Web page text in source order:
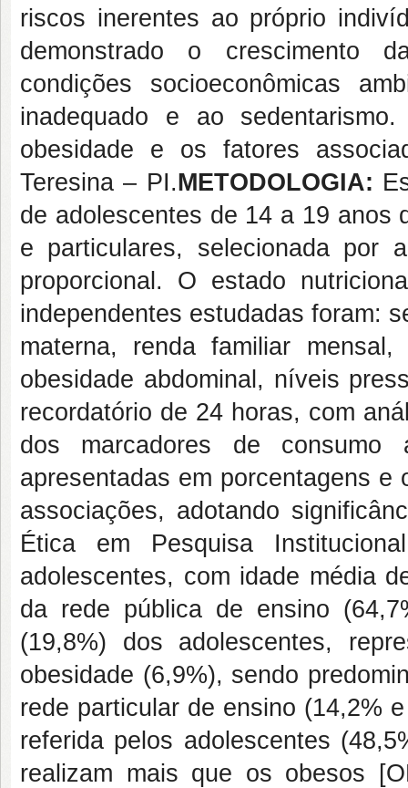
riscos inerentes ao próprio
demonstrado o crescimento
condições socioeconômicas
inadequado e ao
obesidade e os fatores
Teresina – PI.METODOLOGIA:
de adolescentes de 14 a 19 anos
e particulares, selecionada por
proporcional. O estado
independentes estudadas foram:
materna, renda familiar
obesidade abdominal , níveis
recordatório de 24 horas, com
dos marcadores de consumo
apresentadas em porcentagens
associações, adotando
Ética em Pesquisa
adolescentes, com idade média
da rede pública de ensino
(19,8%) dos adolescentes,
obesidade (6,9%), sendo
rede particular de ensino (14,2%
referida pelos adolescentes
realizam mais que os obesos